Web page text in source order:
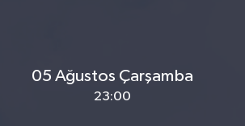
05 Ağustos Çarşamba
23:00